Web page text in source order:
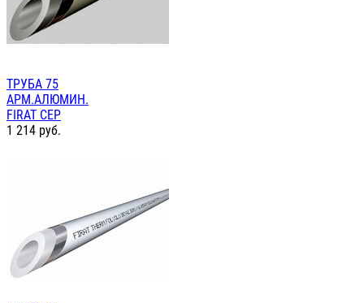
ТРУБА 75
АРМ.АЛЮМИН.
FIRAT СЕР
1 214 руб.